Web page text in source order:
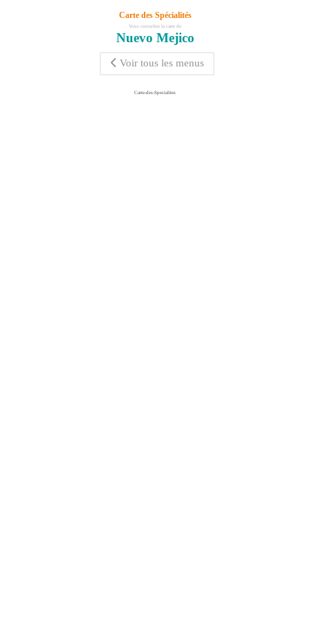
Carte des Spécialités
Vous consultez la carte de
Nuevo Mejico
Voir tous les menus
Carte-des-Specialites